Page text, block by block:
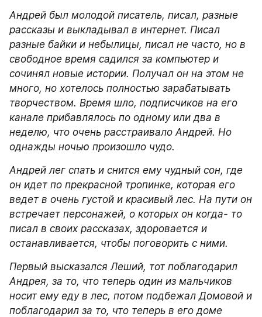
Андрей был молодой писатель, писал, разные
рассказы и выкладывал в интернет. Писал
разные байки и небылицы, писал не часто, но в
свободное время садился за компьютер и
сочинял новые истории. Получал он на этом не
много, но хотелось полностью зарабатывать
творчеством. Время шло, подписчиков на его
канале прибавлялось по одному или два в
неделю, что очень расстраивало Андрей. Но
однажды ночью произошло чудо.
Андрей лег спать и снится ему чудный сон, где
он идет по прекрасной тропинке, которая его
ведет в очень густой и красивый лес. На пути он
встречает персонажей, о которых он когда- то
писал в своих рассказах, здоровается и
останавливается, чтобы поговорить с ними.
Первый высказался Леший, тот поблагодарил
Андрея, за то, что теперь один из мальчиков
носит ему еду в лес, потом подбежал Домовой и
поблагодарил за то, что теперь в его доме